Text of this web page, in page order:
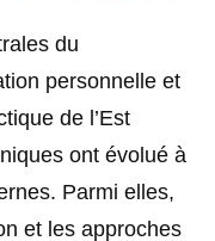
du
personnelle et
de l’Est
ont évolué à
Parmi elles,
et les approches